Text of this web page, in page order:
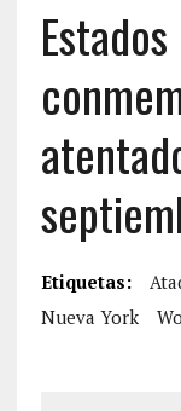
Etiquetas:
Nueva York